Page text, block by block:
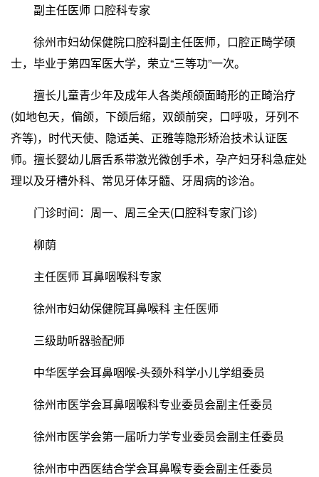
副主任医师 口腔科专家
徐州市妇幼保健院口腔科副主任医师，口腔正畸学硕
士，毕业于第四军医大学，荣立“三等功”一次。
擅长儿童青少年及成年人各类颅颌面畸形的正畸治疗
(如地包天，偏颌，下颌后缩，双颌前突，口呼吸，牙列不
齐等)，时代天使、隐适美、正雅等隐形矫治技术认证医
师。擅长婴幼儿唇舌系带激光微创手术，孕产妇牙科急症处
理以及牙槽外科、常见牙体牙髓、牙周病的诊治。
门诊时间：周一、周三全天(口腔科专家门诊)
柳荫
主任医师 耳鼻咽喉科专家
徐州市妇幼保健院耳鼻喉科 主任医师
三级助听器验配师
中华医学会耳鼻咽喉-头颈外科学小儿学组委员
徐州市医学会耳鼻咽喉科专业委员会副主任委员
徐州市医学会第一届听力学专业委员会副主任委员
徐州市中西医结合学会耳鼻喉专委会副主任委员